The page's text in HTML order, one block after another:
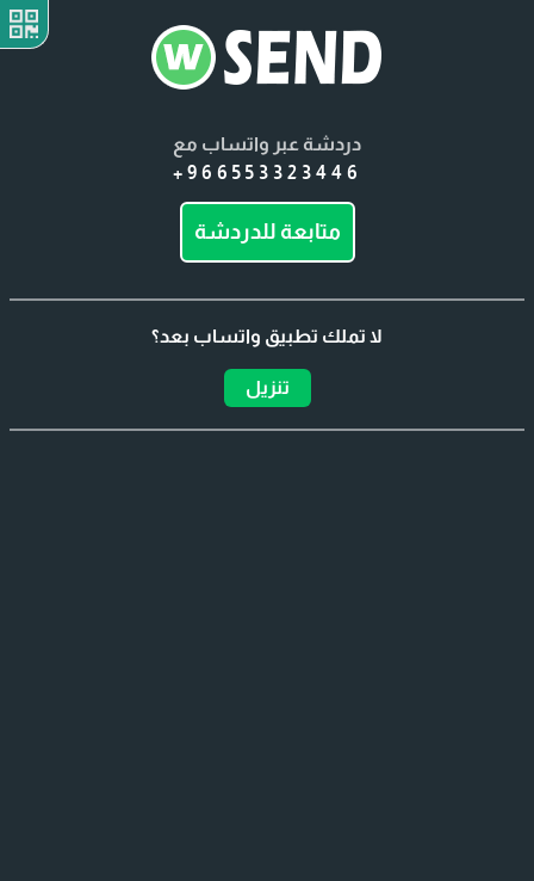
دردشة عبر واتساب مع
+966553323446
متابعة للدردشة
لا تملك تطبيق واتساب بعد؟
تنزيل